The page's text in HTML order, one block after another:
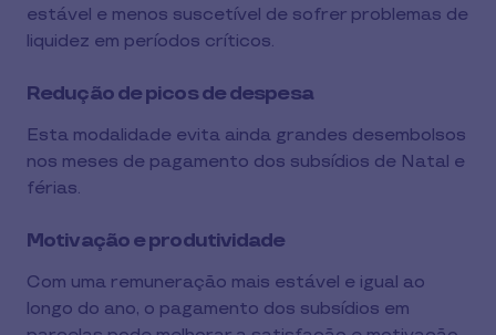
estável e menos suscetível de sofrer problemas de
liquidez em períodos críticos.
Redução de picos de despesa
Esta modalidade evita ainda grandes desembolsos
nos meses de pagamento dos subsídios de Natal e
férias.
Motivação e produtividade
Com uma remuneração mais estável e igual ao
longo do ano, o pagamento dos subsídios em